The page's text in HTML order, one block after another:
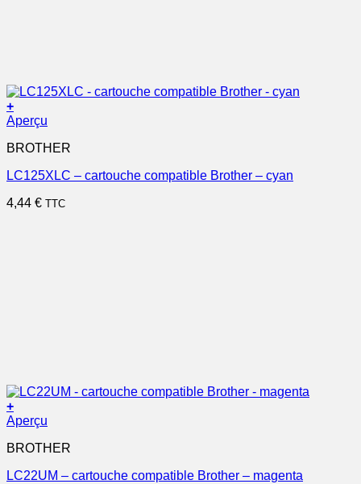
+
Aperçu
BROTHER
LC125XLC – cartouche compatible Brother – cyan
4,44 € TTC
+
Aperçu
BROTHER
LC22UM – cartouche compatible Brother – magenta